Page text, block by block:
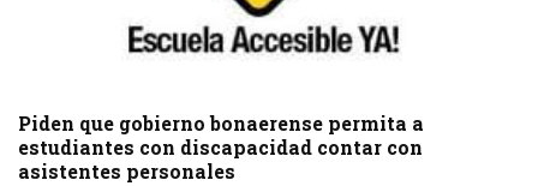
Piden que gobierno bonaerense permita a
estudiantes con discapacidad contar con
asistentes personales